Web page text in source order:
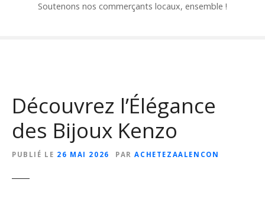
Soutenons nos commerçants locaux, ensemble !
Découvrez l’Élégance
des Bijoux Kenzo
PUBLIÉ LE 26 MAI 2026 PAR ACHETEZAALENCON